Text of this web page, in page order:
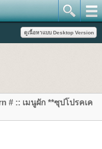
# :: เมนูผัก **ซุปโปรคเค